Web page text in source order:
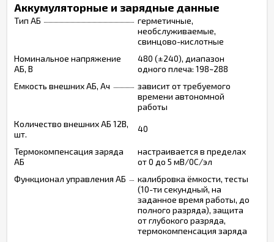
Аккумуляторные и зарядные данные
Тип АБ
герметичные,
необслуживаемые,
свинцово-кислотные
Номинальное напряжение
АБ, В
480 (±240), диапазон
одного плеча: 198~288
Емкость внешних АБ, Ач
зависит от требуемого
времени автономной
работы
Количество внешних АБ 12В,
шт.
40
Термокомпенсация заряда
АБ
настраивается в пределах
от 0 до 5 мВ/0С/эл
Функционал управления АБ
калибровка ёмкости, тесты
(10-ти секундный, на
заданное время работы, до
полного разряда), защита
от глубокого разряда,
термокомпенсация заряда